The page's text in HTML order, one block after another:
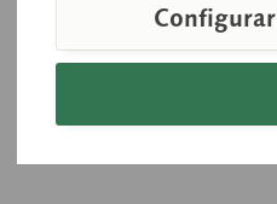
Configurar